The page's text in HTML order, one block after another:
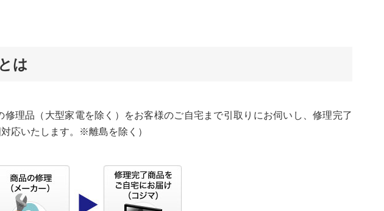
は
理品（大型家電を除く）をお客様のご自宅まで引取りにお伺いし、修理完了
応いたします。※離島を除く）